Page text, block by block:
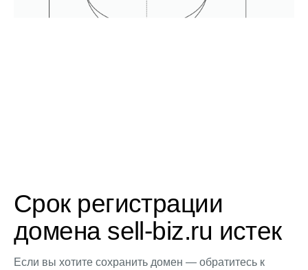
Срок регистрации
домена sell-biz.ru истек
Если вы хотите сохранить домен — обратитесь к